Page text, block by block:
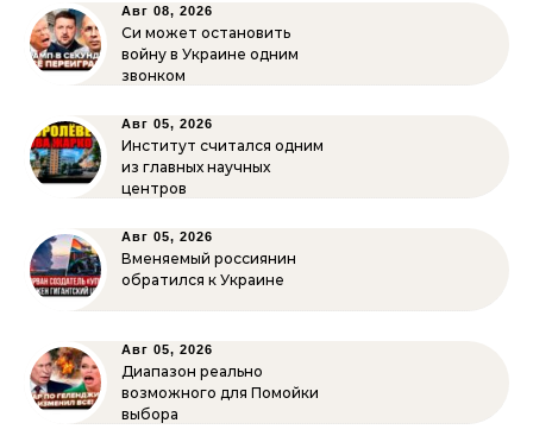
Авг 08, 2026
Си может остановить
войну в Украине одним
звонком
Авг 05, 2026
Институт считался одним
из главных научных
центров
Авг 05, 2026
Вменяемый россиянин
обратился к Украине
Авг 05, 2026
Диапазон реально
возможного для Помойки
выбора